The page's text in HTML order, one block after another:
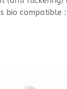
bio compatible